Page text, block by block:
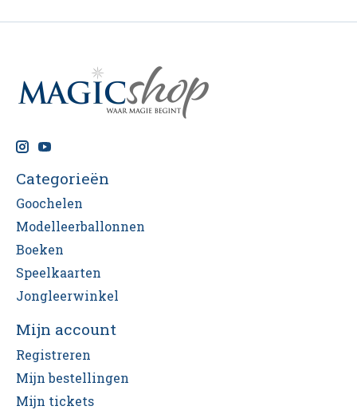
Categorieën
Goochelen
Modelleerballonnen
Boeken
Speelkaarten
Jongleerwinkel
Mijn account
Registreren
Mijn bestellingen
Mijn tickets